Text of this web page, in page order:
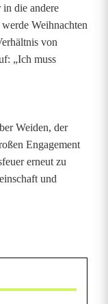
in die andere
Weihnachten
von
„Ich muss
Weiden, der
Engagement
erneut zu
und